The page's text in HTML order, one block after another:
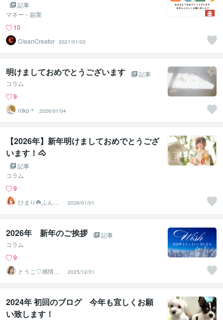
記事
マネー・副業
10
CleanCreator 2021/01/03
明けましておめでとうございます
記事
コラム
9
niko＊
2026/01/04
【2026年】新年明けましておめでとうござ
います！🐴
記事
コラム
9
ひまり☘️ふんわ
り優しく寄り添
う話し相手
2026/01/01
2026年 新年のご挨拶
記事
コラム
9
とうこ♡感情の
コンシェルジュ
2025/12/31
2024年 初回のブログ 今年も宜しくお願
い致します！